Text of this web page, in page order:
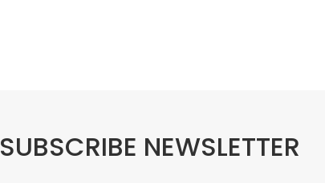
SUBSCRIBE NEWSLETTER